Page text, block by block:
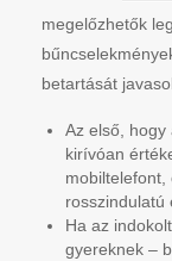
megelőzhetők
betartását
Az első,
kirívóan
mobiltelefont,
rosszindulatú
Ha az
gyereknek –